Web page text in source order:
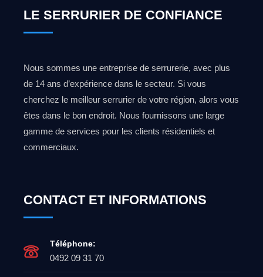
LE SERRURIER DE CONFIANCE
Nous sommes une entreprise de serrurerie, avec plus
de 14 ans d’expérience dans le secteur. Si vous
cherchez le meilleur serrurier de votre région, alors vous
êtes dans le bon endroit. Nous fournissons une large
gamme de services pour les clients résidentiels et
commerciaux.
CONTACT ET INFORMATIONS
Téléphone:
0492 09 31 70